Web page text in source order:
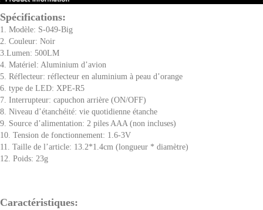
Spécifications:
1. Modèle: S-049-Big
2. Couleur: Noir
3.Lumen: 500LM
4. Matériel: Aluminium d’avion
5. Réflecteur: réflecteur en aluminium à peau d’orange
6. type de LED: XPE-R5
7. Interrupteur: capuchon arrière (ON/OFF)
8. Niveau d’étanchéité: vie quotidienne étanche
9. Source d’alimentation: 2 piles AAA (non incluses)
10. Tension de fonctionnement: 1.6-3V
11. Taille de l’article: 13.2*1.4cm (longueur * diamètre)
12. Poids: 23g
Caractéristiques: